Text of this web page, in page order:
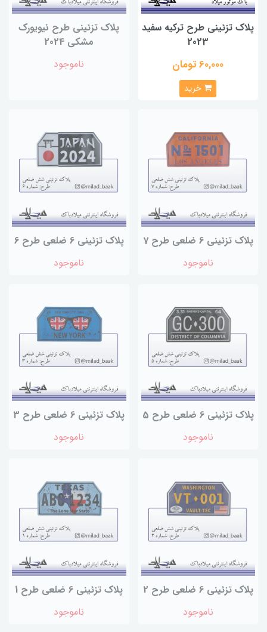
پلاک تزئینی طرح ترکیه سفید
2023
60,000 تومان
خرید
پلاک تزئینی طرح نیویورک
مشکی 2024
ناموجود
پلاک تزئینی 6 ضلعی طرح 7
ناموجود
پلاک تزئینی 6 ضلعی طرح 6
ناموجود
پلاک تزئینی 6 ضلعی طرح 5
ناموجود
پلاک تزئینی 6 ضلعی طرح 3
ناموجود
پلاک تزئینی 6 ضلعی طرح 2
ناموجود
پلاک تزئینی 6 ضلعی طرح 1
ناموجود